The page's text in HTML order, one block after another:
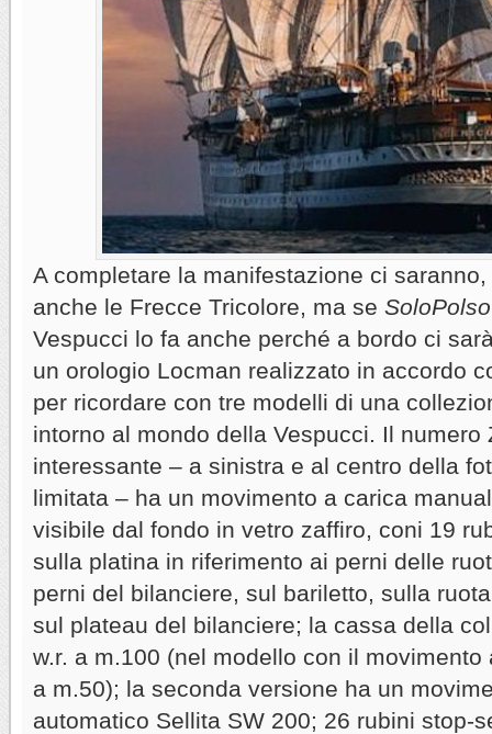
A completare la manifestazione ci
anche le Frecce Tricolore, ma se SoloPolso
Vespucci lo fa anche perché a bordo ci
un orologio Locman realizzato in accordo
per ricordare con tre modelli di una
intorno al mondo della Vespucci. Il numero
interessante – a sinistra e al centro della
limitata – ha un movimento a carica
visibile dal fondo in vetro zaffiro, coni 19
sulla platina in riferimento ai perni delle
perni del bilanciere, sul bariletto, sulla
sul plateau del bilanciere; la cassa della
w.r. a m.100 (nel modello con il movimento
a m.50); la seconda versione ha un
automatico Sellita SW 200; 26 rubini stop-